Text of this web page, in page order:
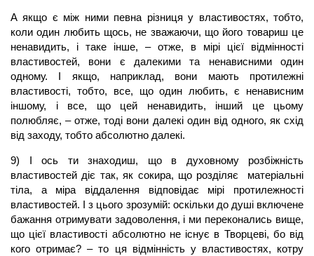
А якщо є між ними певна різниця у властивостях, тобто,
коли один любить щось, не зважаючи, що його товариш це
ненавидить, і таке інше, – отже, в мірі цієї відмінності
властивостей, вони є далекими та ненависними один
одному. І якщо, наприклад, вони мають протилежні
властивості, тобто, все, що один любить, є ненависним
іншому, і все, що цей ненавидить, інший це цьому
полюбляє, – отже, тоді вони далекі один від одного, як схід
від заходу, тобто абсолютно далекі.
9) І ось ти знаходиш, що в духовному розбіжність
властивостей діє так, як сокира, що розділяє матеріальні
тіла, а міра віддалення відповідає мірі протилежності
властивостей. І з цього зрозумій: оскільки до душі включене
бажання отримувати задоволення, і ми переконались вище,
що цієї властивості абсолютно не існує в Творцеві, бо від
кого отримає? – то ця відмінність у властивостях, котру